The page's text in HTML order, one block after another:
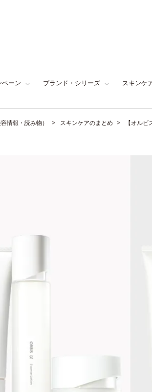
ペーン ブランド・シリーズ スキンケ
情報・読み物） スキンケアのまとめ 【オル